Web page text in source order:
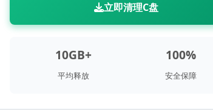
立即清理C盘
10GB+
平均释放
100%
安全保障